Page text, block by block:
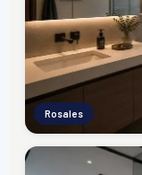
Rosales